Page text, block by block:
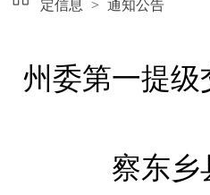
定信息
> 通知公告
州委第一提级
察东乡